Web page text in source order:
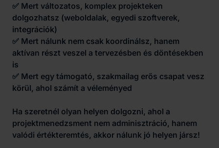
✅ Mert változatos, komplex projekteken
dolgozhatsz (weboldalak, egyedi szoftverek,
integrációk)
✅ Mert nálunk nem csak koordinálsz, hanem
aktívan részt veszel a tervezésben és döntésekben
is
✅ Mert egy támogató, szakmailag erős csapat vesz
körül, ahol számít a véleményed
Ha szeretnél olyan helyen dolgozni, ahol a
projektmenedzsment nem adminisztráció, hanem
valódi értékteremtés, akkor nálunk jó helyen jársz!